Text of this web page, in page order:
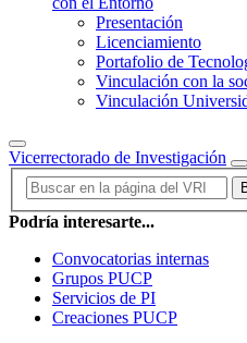
Presentación
Licenciamiento
Portafolio de
Vinculación con la
Vinculación
Vicerrectorado de Investigación
Podría interesarte...
Convocatorias internas
Grupos PUCP
Servicios de PI
Creaciones PUCP